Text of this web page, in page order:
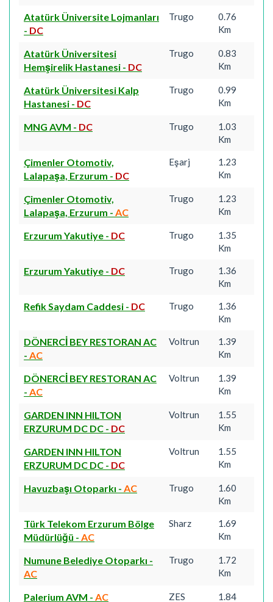
Atatürk Üniversite Lojmanları
- DC
Trugo
0.76
Km
Atatürk Üniversitesi
Hemşirelik Hastanesi - DC
Trugo
0.83
Km
Atatürk Üniversitesi Kalp
Hastanesi - DC
Trugo
0.99
Km
MNG AVM - DC Trugo
1.03
Km
Çimenler Otomotiv,
Lalapaşa, Erzurum - DC
Eşarj
1.23
Km
Çimenler Otomotiv,
Lalapaşa, Erzurum - AC
Trugo
1.23
Km
Erzurum Yakutiye - DC Trugo
1.35
Km
Erzurum Yakutiye - DC Trugo
1.36
Km
Refik Saydam Caddesi - DC Trugo
1.36
Km
DÖNERCİ BEY RESTORAN AC
- AC
Voltrun
1.39
Km
DÖNERCİ BEY RESTORAN AC
- AC
Voltrun
1.39
Km
GARDEN INN HILTON
ERZURUM DC DC - DC
Voltrun
1.55
Km
GARDEN INN HILTON
ERZURUM DC DC - DC
Voltrun
1.55
Km
Havuzbaşı Otoparkı - AC Trugo
1.60
Km
Türk Telekom Erzurum Bölge
Müdürlüğü - AC
Sharz
1.69
Km
Numune Belediye Otoparkı -
AC
Trugo
1.72
Km
Palerium AVM - AC ZES 1.84